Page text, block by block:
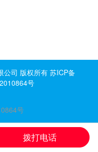
公司 版权所有 苏ICP备
号
号
拨打电话